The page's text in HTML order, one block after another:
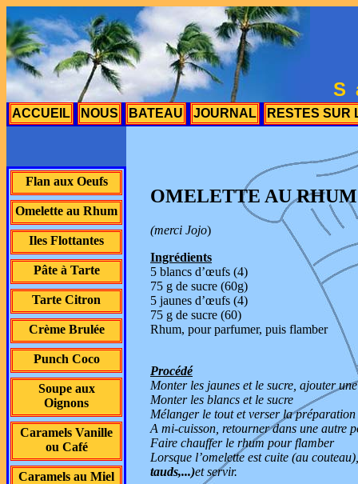
ACCUEIL NOUS BATEAU JOURNAL RESTES SUR
Flan aux Oeufs
Omelette au Rhum
Iles Flottantes
Pâte à Tarte
Tarte Citron
Crème Brulée
Punch Coco
Soupe aux
Oignons
Caramels Vanille
ou Café
Caramels au Miel
OMELETTE AU RHUM
(merci Jojo)
Ingrédients
5 blancs d’œufs (4)
75 g de sucre (60g)
5 jaunes d’œufs (4)
75 g de sucre (60)
Rhum, pour parfumer, puis flamber
Procédé
Monter les jaunes et le sucre, ajouter
Monter les blancs et le sucre
Mélanger le tout et verser la
A mi-cuisson, retourner dans une autre
Faire chauffer le rhum pour flamber
Lorsque l’omelette est cuite (au
tauds,...)et servir.